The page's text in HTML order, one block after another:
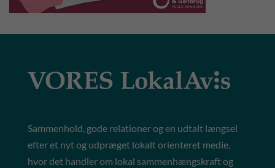
Sammenhold, gode relationer og en udtalt længsel
efter et nyt og udpræget lokalt orienteret medie,
hvor det handler om lokal sammenhængskraft og